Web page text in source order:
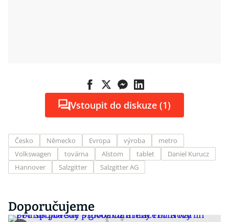
Vstoupit do diskuze (1)
Česko Německo Evropa výroba
metro
Volkswagen
továrna Alstom tablet
Daniel Kurucz
Hannover
Salzgitter Salzgitter AG
Doporučujeme